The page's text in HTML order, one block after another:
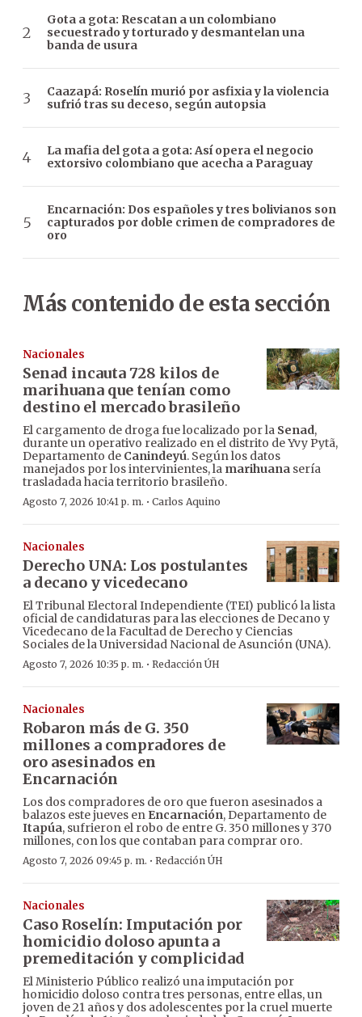
Gota a gota: Rescatan a un colombiano
secuestrado y torturado y desmantelan una
banda de usura
Caazapá: Roselín murió por asfixia y la violencia
sufrió tras su deceso, según autopsia
La mafia del gota a gota: Así opera el negocio
extorsivo colombiano que acecha a Paraguay
Encarnación: Dos españoles y tres bolivianos son
capturados por doble crimen de compradores de
oro
Más contenido de esta sección
Nacionales
Senad incauta 728 kilos de
marihuana que tenían como
destino el mercado brasileño
El cargamento de droga fue localizado por la Senad,
durante un operativo realizado en el distrito de Yvy Pytã,
Departamento de Canindeyú. Según los datos
manejados por los intervinientes, la marihuana sería
trasladada hacia territorio brasileño.
Agosto 7, 2026 10:41 p. m. · Carlos Aquino
Nacionales
Derecho UNA: Los postulantes
a decano y vicedecano
El Tribunal Electoral Independiente (TEI) publicó la lista
oficial de candidaturas para las elecciones de Decano y
Vicedecano de la Facultad de Derecho y Ciencias
Sociales de la Universidad Nacional de Asunción (UNA).
Agosto 7, 2026 10:35 p. m. · Redacción ÚH
Nacionales
Robaron más de G. 350
millones a compradores de
oro asesinados en
Encarnación
Los dos compradores de oro que fueron asesinados a
balazos este jueves en Encarnación, Departamento de
Itapúa, sufrieron el robo de entre G. 350 millones y 370
millones, con los que contaban para comprar oro.
Agosto 7, 2026 09:45 p. m. · Redacción ÚH
Nacionales
Caso Roselín: Imputación por
homicidio doloso apunta a
premeditación y complicidad
El Ministerio Público realizó una imputación por
homicidio doloso contra tres personas, entre ellas, un
joven de 21 años y dos adolescentes por la cruel muerte